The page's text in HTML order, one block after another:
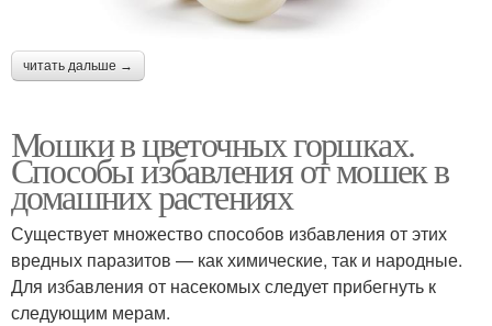
читать дальше →
Мошки в цветочных горшках.
Способы избавления от мошек в
домашних растениях
Существует множество способов избавления от этих
вредных паразитов — как химические, так и народные.
Для избавления от насекомых следует прибегнуть к
следующим мерам.